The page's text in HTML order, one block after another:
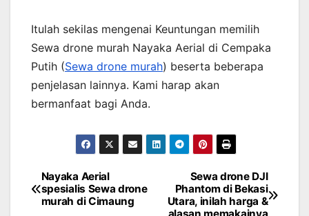
Itulah sekilas mengenai Keuntungan memilih
Sewa drone murah Nayaka Aerial di Cempaka
Putih (Sewa drone murah) beserta beberapa
penjelasan lainnya. Kami harap akan
bermanfaat bagi Anda.
Post
Sewa drone DJI
Phantom di Bekasi
Utara, inilah harga &
Nayaka Aerial
spesialis Sewa drone
murah di Cimaung